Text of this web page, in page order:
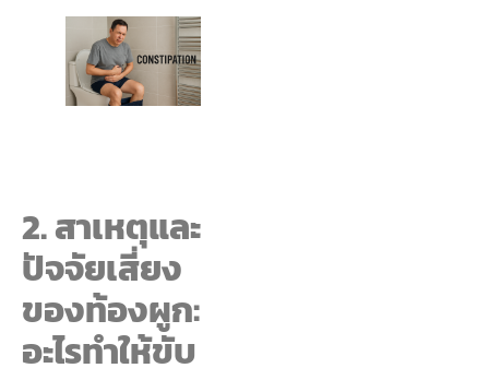
2. สาเหตุและ
ปัจจัยเสี่ยง
ของท้องผูก:
อะไรทำให้ขับ